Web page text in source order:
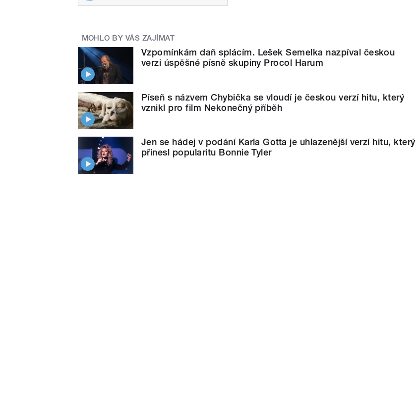
MOHLO BY VÁS ZAJÍMAT
Vzpomínkám daň splácím. Lešek Semelka nazpíval českou
verzi úspěšné písně skupiny Procol Harum
Píseň s názvem Chybička se vloudí je českou verzí hitu, který
vznikl pro film Nekonečný příběh
Jen se hádej v podání Karla Gotta je uhlazenější verzí hitu, který
přinesl popularitu Bonnie Tyler